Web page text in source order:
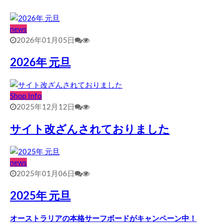
news
2026年01月05日
2026年 元旦
Shop Info
2025年12月12日
サイト改ざんされておりました
news
2025年01月06日
2025年 元旦
オーストラリアの本格サーフボードがキャンペーン中！